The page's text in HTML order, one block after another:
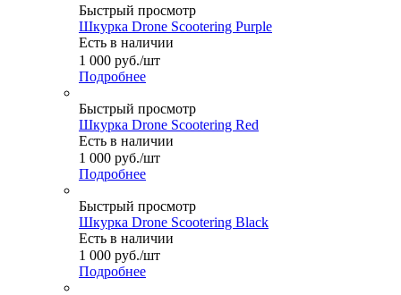
Быстрый просмотр
Шкурка Drone Scootering Purple
Есть в наличии
1 000 руб./шт
Подробнее
Быстрый просмотр
Шкурка Drone Scootering Red
Есть в наличии
1 000 руб./шт
Подробнее
Быстрый просмотр
Шкурка Drone Scootering Black
Есть в наличии
1 000 руб./шт
Подробнее